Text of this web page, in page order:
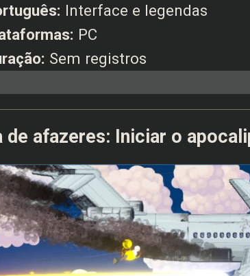
Interface e legendas
PC
Sem registros
de afazeres: Iniciar o